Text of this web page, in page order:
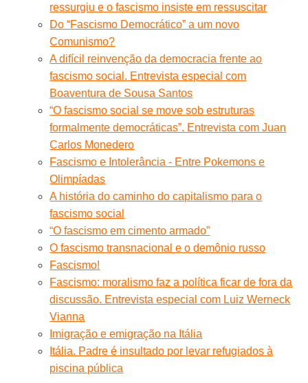
ressurgiu e o fascismo insiste em ressuscitar
Do “Fascismo Democrático” a um novo
Comunismo?
A difícil reinvenção da democracia frente ao
fascismo social. Entrevista especial com
Boaventura de Sousa Santos
“O fascismo social se move sob estruturas
formalmente democráticas”. Entrevista com Juan
Carlos Monedero
Fascismo e Intolerância - Entre Pokemons e
Olimpíadas
A história do caminho do capitalismo para o
fascismo social
“O fascismo em cimento armado”
O fascismo transnacional e o demônio russo
Fascismo!
Fascismo: moralismo faz a política ficar de fora da
discussão. Entrevista especial com Luiz Werneck
Vianna
Imigração e emigração na Itália
Itália. Padre é insultado por levar refugiados à
piscina pública